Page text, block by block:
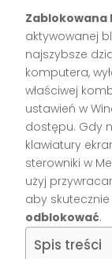
aktywowanej
najszybsze
komputera,
właściwej
ustawień w
dostępu. Gdy
klawiatury
sterowniki w
użyj
aby
odblokować.
Spis treści